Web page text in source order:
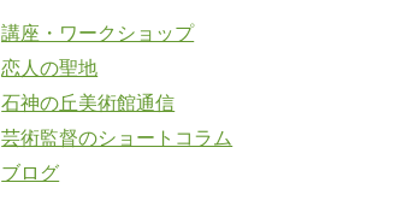
講座・ワークショップ
恋人の聖地
石神の丘美術館通信
芸術監督のショートコラム
ブログ